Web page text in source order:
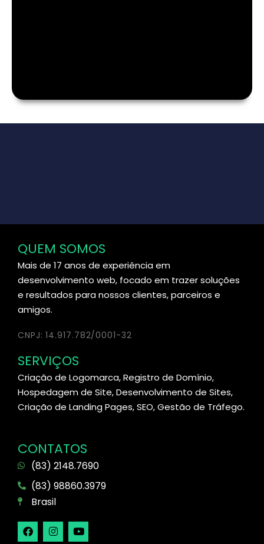
QUEM SOMOS
Mais de 17 anos de experiência em
desenvolvimento web, focado em trazer soluções
e resultados para nossos clientes, parceiros e
amigos.
CNPJ: 14.917.782/0001-32
SERVIÇOS
Criação de Logomarca, Registro de Domínio,
Hospedagem de Site, Desenvolvimento de Sites,
Criação de Landing Pages, SEO, Gestão de Tráfego.
CONTATOS
(83) 2148.7690
(83) 98860.3979
Brasil